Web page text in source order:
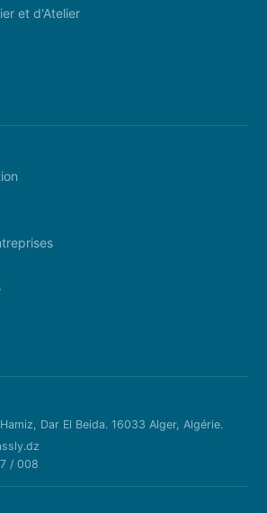
et d'Atelier
Dar El Beida. 16033 Alger, Algérie.
/ 008